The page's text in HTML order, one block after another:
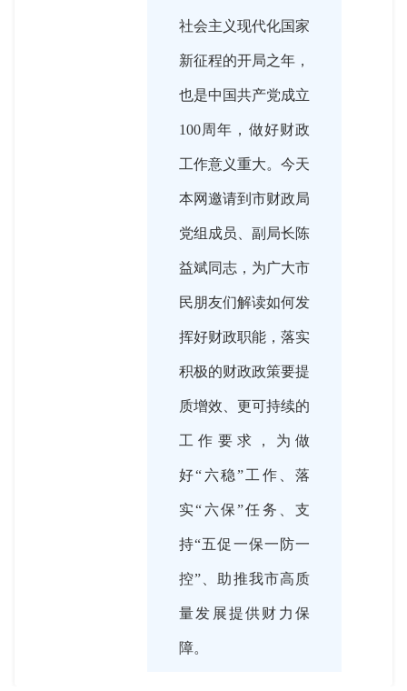
社会主义现代化国家
新征程的开局之年，
也是中国共产党成立
100周年，做好财政
工作意义重大。今天
本网邀请到市财政局
党组成员、副局长陈
益斌同志，为广大市
民朋友们解读如何发
挥好财政职能，落实
积极的财政政策要提
质增效、更可持续的
工作要求，为做
好“六稳”工作、落
实“六保”任务、支
持“五促一保一防一
控”、助推我市高质
量发展提供财力保
障。